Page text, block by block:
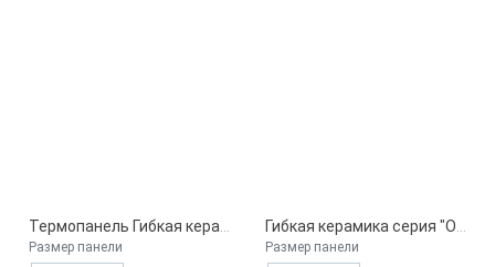
Размер панели Размер панели